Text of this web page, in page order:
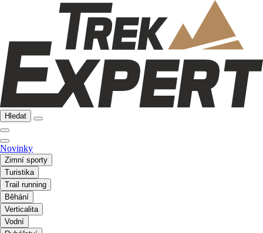
Hledat
Novinky
Zimní sporty
Turistika
Trail running
Běhání
Verticalita
Vodní